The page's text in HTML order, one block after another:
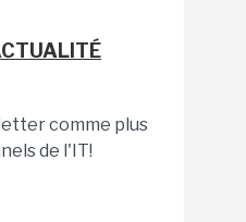
comme plus
de l'IT!